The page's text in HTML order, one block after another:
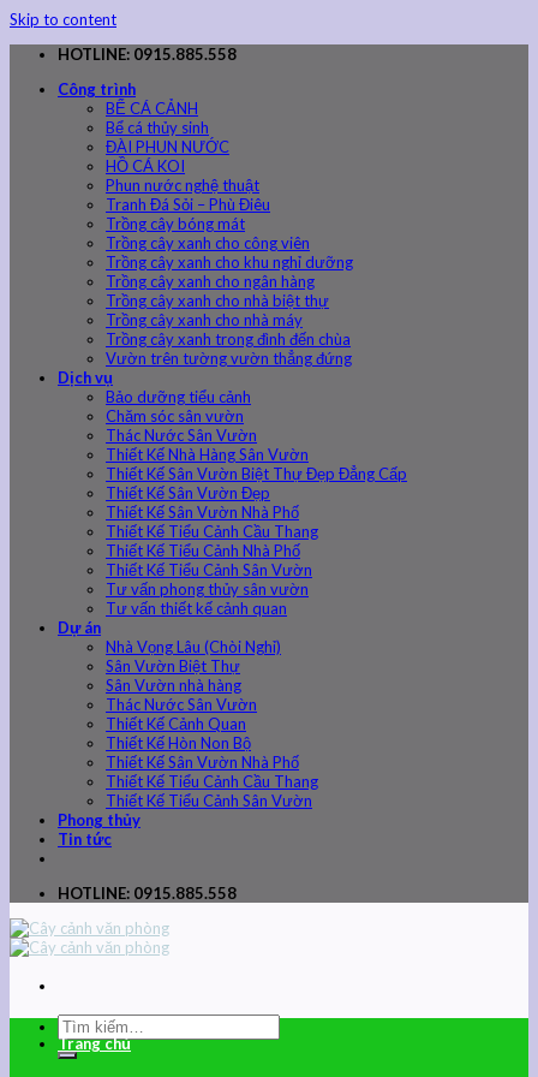
Skip to content
HOTLINE: 0915.885.558
Công trình
BỂ CÁ CẢNH
Bể cá thủy sinh
ĐÀI PHUN NƯỚC
HỒ CÁ KOI
Phun nước nghệ thuật
Tranh Đá Sỏi – Phù Điêu
Trồng cây bóng mát
Trồng cây xanh cho công viên
Trồng cây xanh cho khu nghỉ dưỡng
Trồng cây xanh cho ngân hàng
Trồng cây xanh cho nhà biệt thự
Trồng cây xanh cho nhà máy
Trồng cây xanh trong đình đến chùa
Vườn trên tường vườn thẳng đứng
Dịch vụ
Bảo dưỡng tiểu cảnh
Chăm sóc sân vườn
Thác Nước Sân Vườn
Thiết Kế Nhà Hàng Sân Vườn
Thiết Kế Sân Vườn Biệt Thự Đẹp Đẳng Cấp
Thiết Kế Sân Vườn Đẹp
Thiết Kế Sân Vườn Nhà Phố
Thiết Kế Tiểu Cảnh Cầu Thang
Thiết Kế Tiểu Cảnh Nhà Phố
Thiết Kế Tiểu Cảnh Sân Vườn
Tư vấn phong thủy sân vườn
Tư vấn thiết kế cảnh quan
Dự án
Nhà Vọng Lâu (Chòi Nghỉ)
Sân Vườn Biệt Thự
Sân Vườn nhà hàng
Thác Nước Sân Vườn
Thiết Kế Cảnh Quan
Thiết Kế Hòn Non Bộ
Thiết Kế Sân Vườn Nhà Phố
Thiết Kế Tiểu Cảnh Cầu Thang
Thiết Kế Tiểu Cảnh Sân Vườn
Phong thủy
Tin tức
HOTLINE: 0915.885.558
Trang chủ